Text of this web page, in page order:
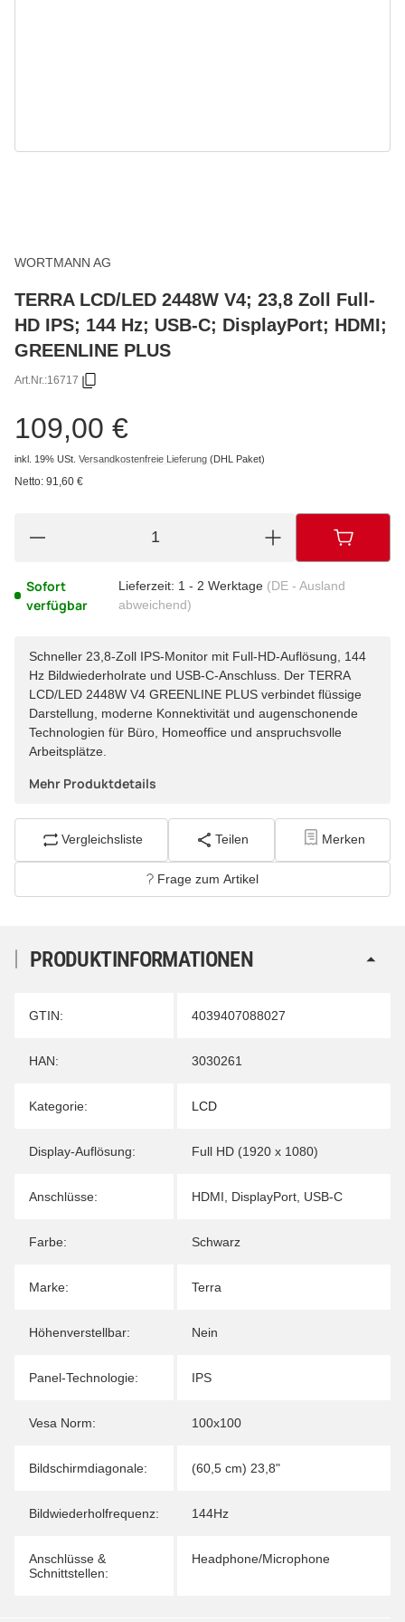
WORTMANN AG
TERRA LCD/LED 2448W V4; 23,8 Zoll Full-
HD IPS; 144 Hz; USB-C; DisplayPort; HDMI;
GREENLINE PLUS
Art.Nr.:16717
109,00 €
inkl. 19% USt. Versandkostenfreie Lieferung (DHL Paket)
Netto: 91,60 €
Sofort
verfügbar
Lieferzeit: 1 - 2 Werktage (DE - Ausland
abweichend)
Schneller 23,8-Zoll IPS-Monitor mit Full-HD-Auflösung, 144
Hz Bildwiederholrate und USB-C-Anschluss. Der TERRA
LCD/LED 2448W V4 GREENLINE PLUS verbindet flüssige
Darstellung, moderne Konnektivität und augenschonende
Technologien für Büro, Homeoffice und anspruchsvolle
Arbeitsplätze.
Mehr Produktdetails
Vergleichsliste Teilen Merken
Frage zum Artikel
PRODUKTINFORMATIONEN
Produkteigenschaft
Wert
GTIN: 4039407088027
HAN: 3030261
Kategorie: LCD
Display-Auflösung: Full HD (1920 x 1080)
Anschlüsse: HDMI DisplayPort USB-C
Farbe: Schwarz
Marke: Terra
Höhenverstellbar: Nein
Panel-Technologie: IPS
Vesa Norm: 100x100
Bildschirmdiagonale: (60,5 cm) 23,8"
Bildwiederholfrequenz: 144Hz
Anschlüsse &
Schnittstellen:
Headphone/Microphone